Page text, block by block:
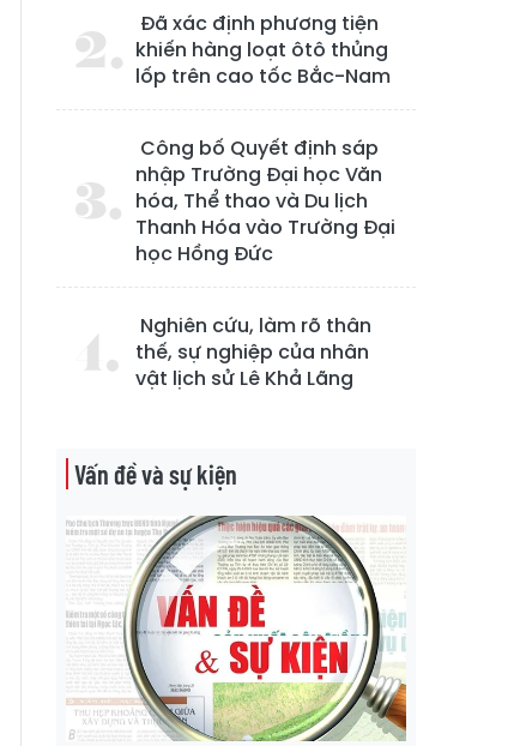
Đã xác định phương tiện
khiến hàng loạt ôtô thủng
lốp trên cao tốc Bắc-Nam
Công bố Quyết định sáp
nhập Trường Đại học Văn
hóa, Thể thao và Du lịch
Thanh Hóa vào Trường Đại
học Hồng Đức
Nghiên cứu, làm rõ thân
thế, sự nghiệp của nhân
vật lịch sử Lê Khả Lãng
Vấn đề và sự kiện